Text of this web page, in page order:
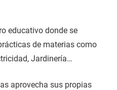
educativo donde se
de materias como
Jardinería…
aprovecha sus propias